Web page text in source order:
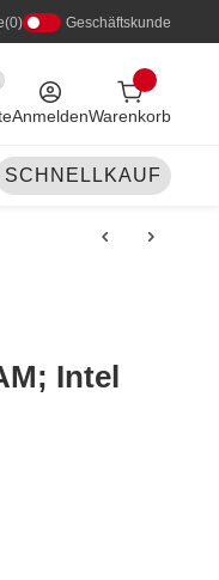
(0) Geschäftskunde
in der Liste
AnmeldenWarenkorb
NETZWERK
SCHNELLKAUF
Intel